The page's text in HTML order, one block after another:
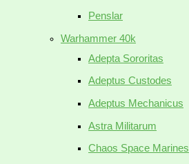
Penslar
Warhammer 40k
Adepta Sororitas
Adeptus Custodes
Adeptus Mechanicus
Astra Militarum
Chaos Space Marines